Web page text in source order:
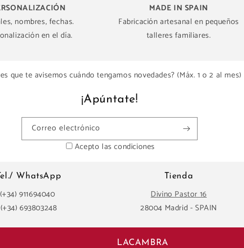
nombres, fechas.
en el día.
MADE IN SPAIN
Fabricación artesanal en pequeños
talleres familiares.
que te avisemos cuándo tengamos novedades? (Máx. 1 o 2 al mes)
¡Apúntate!
Correo electrónico
Acepto las condiciones
WhatsApp
(+34) 911694040
(+34) 693803248
Tienda
Divino Pastor 16
28004 Madrid - SPAIN
LACAMBRA